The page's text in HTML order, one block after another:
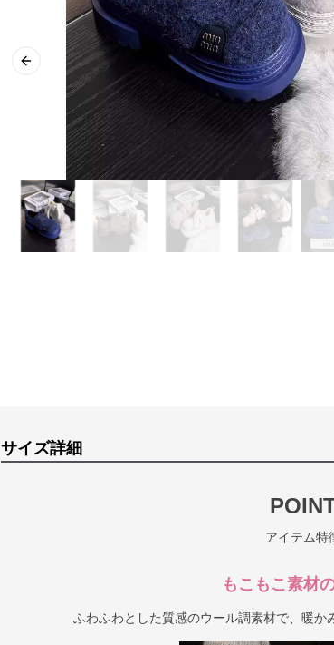
Previous slide
サイズ詳細
アイテム特
もこもこ素材
ふわふわとした質感のウール調素材で、暖か